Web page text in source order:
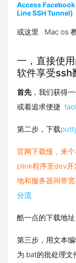
Access
Line SSH Tunnel)
或这里 Mac os
一，直接使
软件享受ssh
首先，我们获得
或着追求便捷
第二步，下载
官网下载慢，来
plink程序至dev
地和服务器间带
分流
酷一点的下载地址
第三步，用文本
为.bat的批处理文